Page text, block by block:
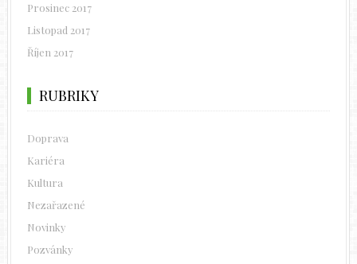
Prosinec 2017
Listopad 2017
Říjen 2017
RUBRIKY
Doprava
Kariéra
Kultura
Nezařazené
Novinky
Pozvánky